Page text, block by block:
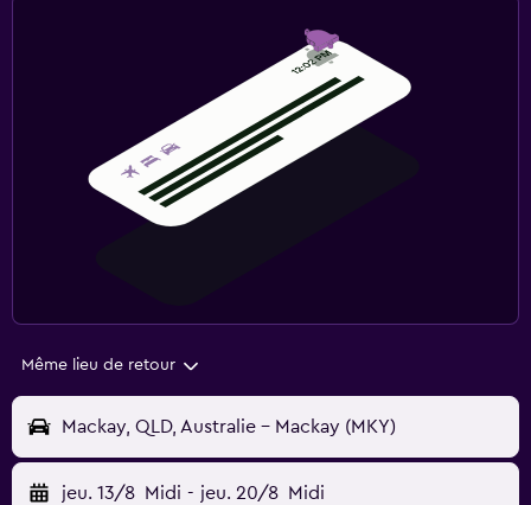
Même lieu de retour
Mackay, QLD, Australie - Mackay (MKY)
jeu. 13/8 Midi - jeu. 20/8 Midi